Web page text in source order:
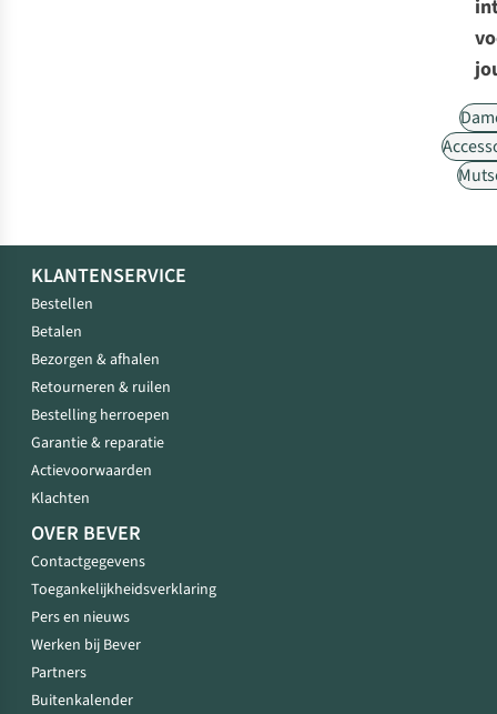
KLANTENSERVICE
Bestellen
Betalen
Bezorgen & afhalen
Retourneren & ruilen
Bestelling herroepen
Garantie & reparatie
Actievoorwaarden
Klachten
OVER BEVER
Contactgegevens
Toegankelijkheidsverklaring
Pers en nieuws
Werken bij Bever
Partners
Buitenkalender